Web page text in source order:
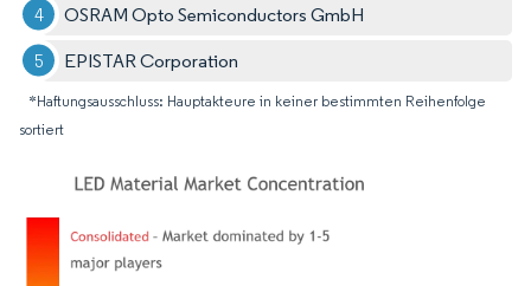
OSRAM Opto Semiconductors GmbH
EPISTAR Corporation
*Haftungsausschluss: Hauptakteure in keiner bestimmten Reihenfolge
sortiert